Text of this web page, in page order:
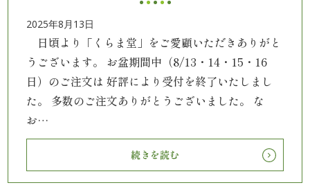
子
様
メ
ニ
2025年8月13日
日頃より「くらま堂」をご愛顧いただきありがと
うございます。 お盆期間中（8/13・14・15・16
日）のご注文は 好評により受付を終了いたしまし
た。 多数のご注文ありがとうございました。 な
お…
続きを読む